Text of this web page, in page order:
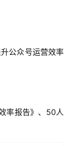
公众号运营效率
率报告》、50人